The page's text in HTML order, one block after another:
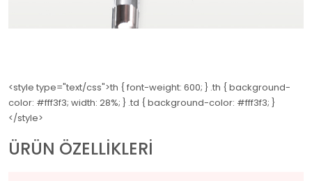
<style type="text/css">th { font-weight: 600; } .th { background-
color: #fff3f3; width: 28%; } .td { background-color: #fff3f3; }
</style>
ÜRÜN ÖZELLİKLERİ